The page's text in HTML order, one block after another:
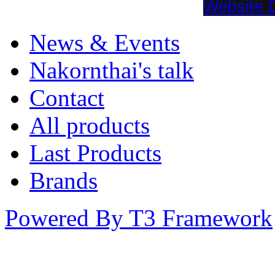
Website
News & Events
Nakornthai's talk
Contact
All products
Last Products
Brands
Powered By T3 Framework